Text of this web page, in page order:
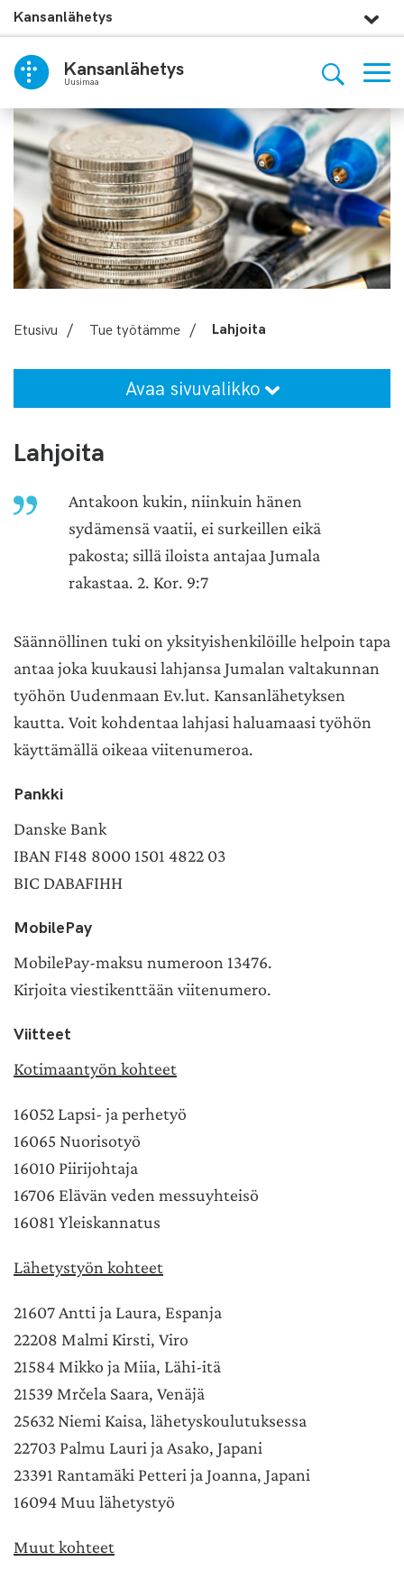
Kansanlähetys
Uusimaa
Kansanlähetys
Etusivu / Tue työtämme / Lahjoita
Avaa sivuvalikko
Lahjoita
Antakoon kukin, niinkuin hänen
sydämensä vaatii, ei surkeillen eikä
pakosta; sillä iloista antajaa Jumala
rakastaa. 2. Kor. 9:7
Säännöllinen tuki on yksityishenkilöille helpoin tapa
antaa joka kuukausi lahjansa Jumalan valtakunnan
työhön Uudenmaan Ev.lut. Kansanlähetyksen
kautta. Voit kohdentaa lahjasi haluamaasi työhön
käyttämällä oikeaa viitenumeroa.
Pankki
Danske Bank
IBAN FI48 8000 1501 4822 03
BIC DABAFIHH
MobilePay
MobilePay-maksu numeroon 13476.
Kirjoita viestikenttään viitenumero.
Viitteet
Kotimaantyön kohteet
16052 Lapsi- ja perhetyö
16065 Nuorisotyö
16010 Piirijohtaja
16706 Elävän veden messuyhteisö
16081 Yleiskannatus
Lähetystyön kohteet
21607 Antti ja Laura, Espanja
22208 Malmi Kirsti, Viro
21584 Mikko ja Miia, Lähi-itä
21539 Mrčela Saara, Venäjä
25632 Niemi Kaisa, lähetyskoulutuksessa
22703 Palmu Lauri ja Asako, Japani
23391 Rantamäki Petteri ja Joanna, Japani
16094 Muu lähetystyö
Muut kohteet